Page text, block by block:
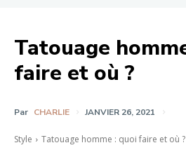
Tatouage
faire et où ?
Par CHARLIE JANVIER 26, 2021
Style Tatouage homme : quoi faire et où ?